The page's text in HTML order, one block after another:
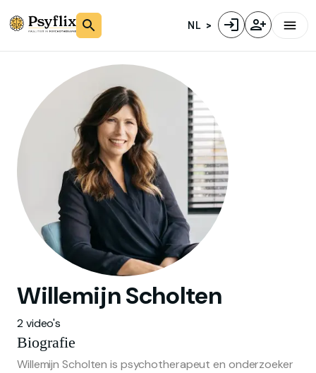
NL
WillemijnScholten
2 video's
Biografie
Willemijn Scholten is psychotherapeut en onderzoeker